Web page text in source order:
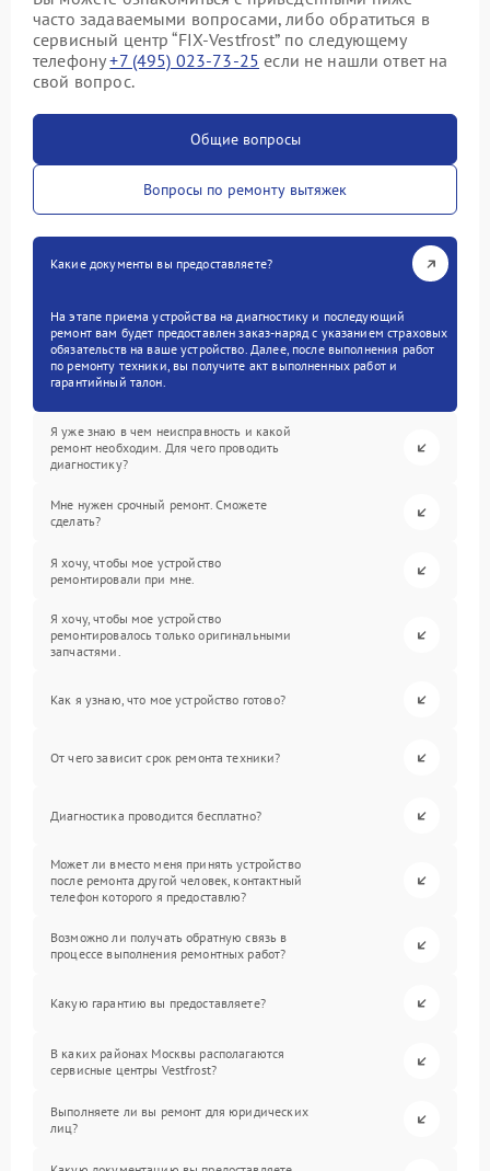
часто задаваемыми вопросами, либо обратиться в
сервисный центр “FIX-Vestfrost” по следующему
телефону+7 (495) 023-73-25 если не нашли ответ на
свой вопрос.
Общие вопросы
Вопросы по ремонту вытяжек
Какие документы вы предоставляете?
На этапе приема устройства на диагностику и последующий
ремонт вам будет предоставлен заказ-наряд с указанием страховых
обязательств на ваше устройство. Далее, после выполнения работ
по ремонту техники, вы получите акт выполненных работ и
гарантийный талон.
Я уже знаю в чем неисправность и какой
ремонт необходим. Для чего проводить
диагностику?
Мне нужен срочный ремонт. Сможете
сделать?
Я хочу, чтобы мое устройство
ремонтировали при мне.
Я хочу, чтобы мое устройство
ремонтировалось только оригинальными
запчастями.
Как я узнаю, что мое устройство готово?
От чего зависит срок ремонта техники?
Диагностика проводится бесплатно?
Может ли вместо меня принять устройство
после ремонта другой человек, контактный
телефон которого я предоставлю?
Возможно ли получать обратную связь в
процессе выполнения ремонтных работ?
Какую гарантию вы предоставляете?
В каких районах Москвы располагаются
сервисные центры Vestfrost?
Выполняете ли вы ремонт для юридических
лиц?